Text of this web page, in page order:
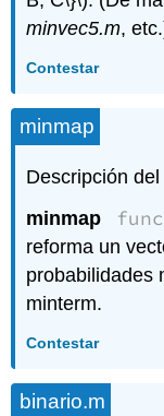
minvec5.m,
Contestar
minmap
Descripción
minmap
reforma un
probabilidades
minterm.
Contestar
binario.m